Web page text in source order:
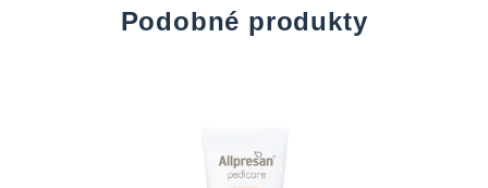
Podobné produkty